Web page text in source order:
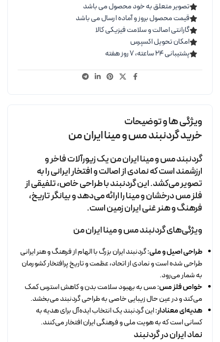
تصویر متعلق به خود محصول می باشد
قیمت محصول بروز و آماده ارسال می باشد
گارانتی اصالت و سلامت فیزیکی کالا
امکان تحویل اکسپرس
پشتیبانی ۲۴ ساعته، ۷ روز هفته
ویژگی ها و توضیحات
خرید گردنبند مس و مینا ایران من
گردنبند مس و مینا ایران من یک زیورآلات فاخر و
ارزشمند است که نمادی از اصالت و افتخار ایرانی را به
تصویر می‌کشد. این گردنبند با طراحی خاص، تلفیقی از
فلز مس درخشان و مینا را ارائه می‌دهد و بیانگر تاریخ،
فرهنگ و هنر غنی ایران زمین است.
ویژگی‌های گردنبند مس و مینا ایران من
طراحی اصیل و ملی:گردنبند ایران بزرگ با الهام از فرهنگ و هنر ایرانی
طراحی شده است و نمادی از اتحاد، عظمت و تاریخ پرافتخار کشورمان
به شمار می‌رود.
خواص فلز مس:مس به بهبود سلامت بدن و کاهش استرس کمک
می‌کند و در عین حال زیبایی خاصی به طراحی گردنبند می‌بخشد.
هدیه‌ای معنادار:این گردنبند یک انتخاب ایده‌آل برای هدیه به
کسانی است که به هویت ملی و فرهنگی ایران افتخار می‌کنند.
نماد ایران در گردنبند